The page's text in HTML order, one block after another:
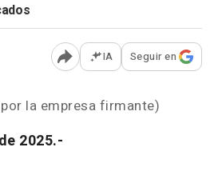
Abrir opciones para
IA Seguir en
la empresa firmante)
2025.-